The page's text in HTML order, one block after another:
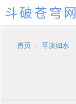
斗破苍穹网
首页 平淡如水